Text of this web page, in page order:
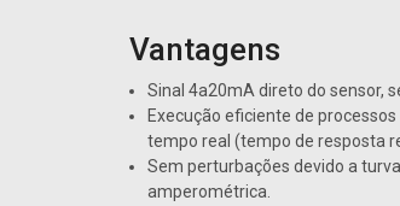
Vantagens
Sinal 4a20mA direto do sensor,
Execução eficiente de
tempo real (tempo de resposta
Sem perturbações devido a
amperométrica.